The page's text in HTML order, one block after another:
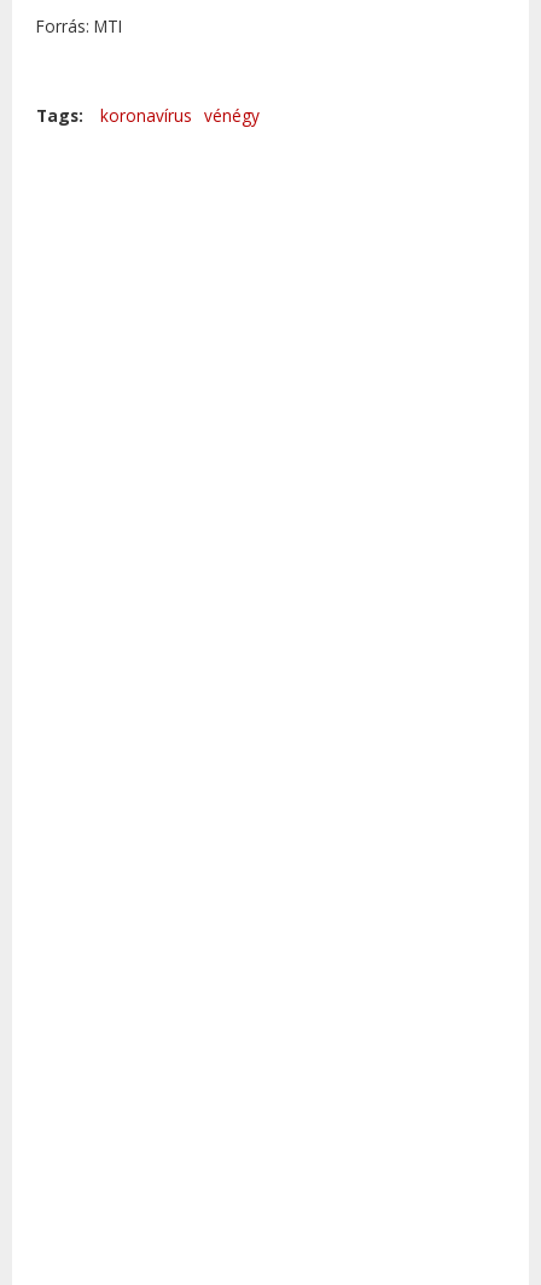
Forrás: MTI
Tags: koronavírus vénégy